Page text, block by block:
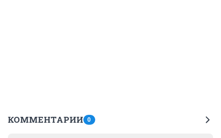
КОММЕНТАРИИ 0